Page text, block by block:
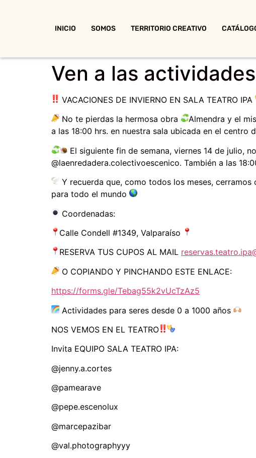
INICIO SOMOS TERRITORIO CREATIVO
Ven a las
VACACIONES DE INVIERNO EN SALA TEATRO IPA
No te pierdas la hermosa obra
Almendra y el
a las 18:00 hrs. en nuestra sala ubicada en el centro
El siguiente fin de semana, viernes 14 de julio,
@laenredadera.colectivoescenico. También a las
Y recuerda que, como todos los meses,
para todo el mundo
Coordenadas:
Calle Condell #1349, Valparaíso
RESERVA TUS CUPOS AL MAIL
O COPIANDO Y PINCHANDO ESTE ENLACE:
https://forms.gle/Tebag55k2vUcTzAz5
Actividades para seres desde 0 a 1000 años
NOS VEMOS EN EL TEATRO
Invita EQUIPO SALA TEATRO IPA:
@jenny.a.cortes
@pamearave
@pepe.escenolux
@marcepazibar
@val.photographyyy